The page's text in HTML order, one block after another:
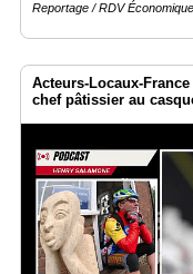
Reportage / RDV
Acteurs-Locaux-
chef pâtissier au